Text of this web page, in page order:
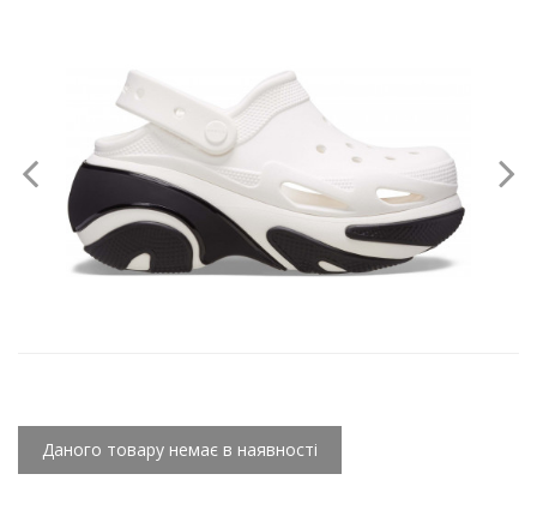
Даного товару немає в наявності